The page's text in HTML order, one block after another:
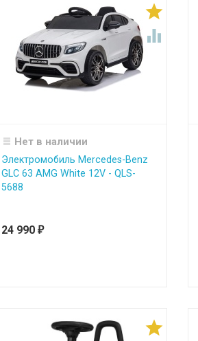


Нет в наличии
Электромобиль Mercedes-Benz
GLC 63 AMG White 12V - QLS-
5688
24 990 ₽
